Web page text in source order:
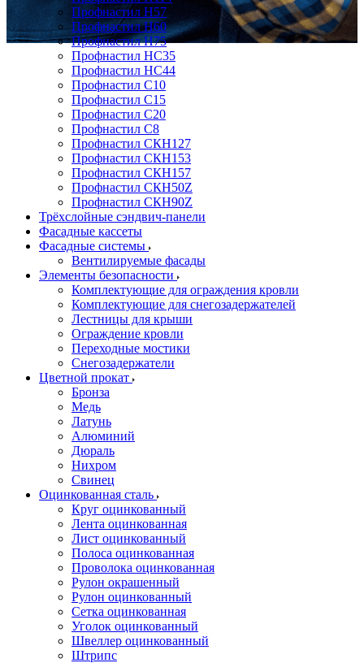
Профнастил Н57
Профнастил Н60
Профнастил Н75
Профнастил НС35
Профнастил НС44
Профнастил С10
Профнастил С15
Профнастил С20
Профнастил С8
Профнастил СКН127
Профнастил СКН153
Профнастил СКН157
Профнастил СКН50Z
Профнастил СКН90Z
Трёхслойные сэндвич-панели
Фасадные кассеты
Фасадные системы
Вентилируемые фасады
Элементы безопасности
Комплектующие для ограждения кровли
Комплектующие для снегозадержателей
Лестницы для крыши
Ограждение кровли
Переходные мостики
Снегозадержатели
Цветной прокат
Бронза
Медь
Латунь
Алюминий
Дюраль
Нихром
Свинец
Оцинкованная сталь
Круг оцинкованный
Лента оцинкованная
Лист оцинкованный
Полоса оцинкованная
Проволока оцинкованная
Рулон окрашенный
Рулон оцинкованный
Сетка оцинкованная
Уголок оцинкованный
Швеллер оцинкованный
Штрипс